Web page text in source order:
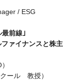
/ ESG
前線｣
ァイナンスと株主
ール 教授）